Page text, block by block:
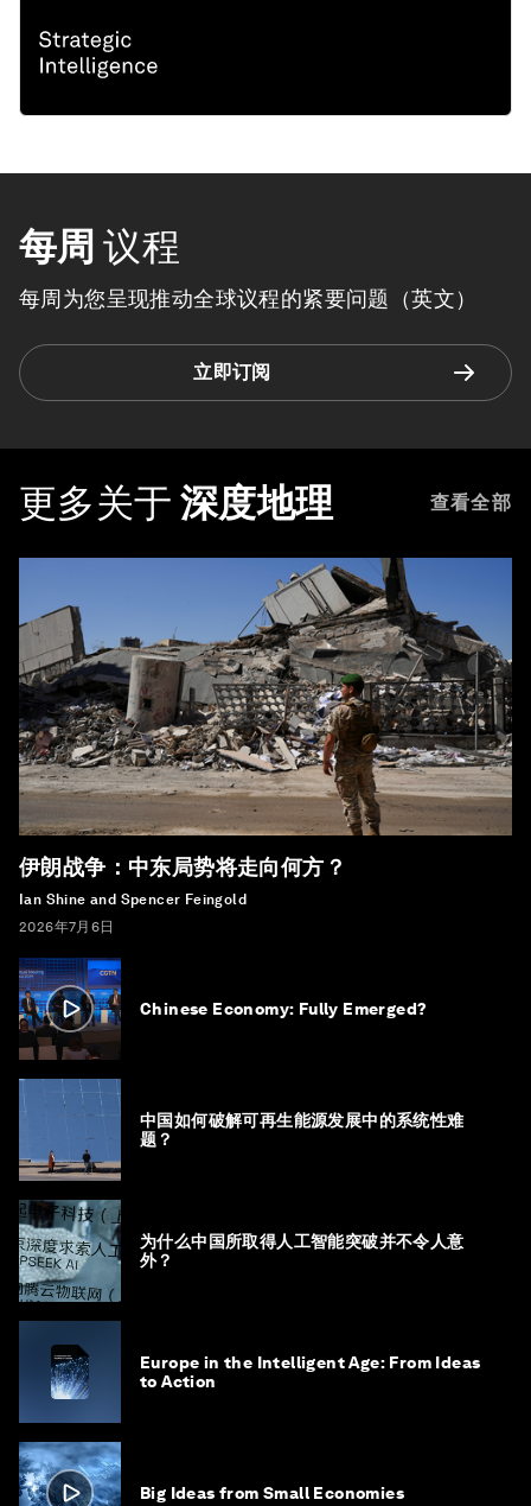
每周 议程
每周为您呈现推动全球议程的紧要问题（英文）
立即订阅
更多关于 深度地理 查看全部
伊朗战争：中东局势将走向何方？
Ian Shine and Spencer Feingold
2026年7月6日
Chinese Economy: Fully Emerged?
中国如何破解可再生能源发展中的系统性难
题？
为什么中国所取得人工智能突破并不令人意
外？
Europe in the Intelligent Age: From Ideas
to Action
Big Ideas from Small Economies